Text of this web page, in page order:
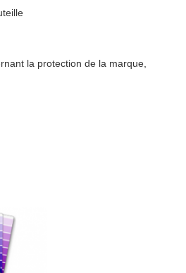
la protection de la marque,